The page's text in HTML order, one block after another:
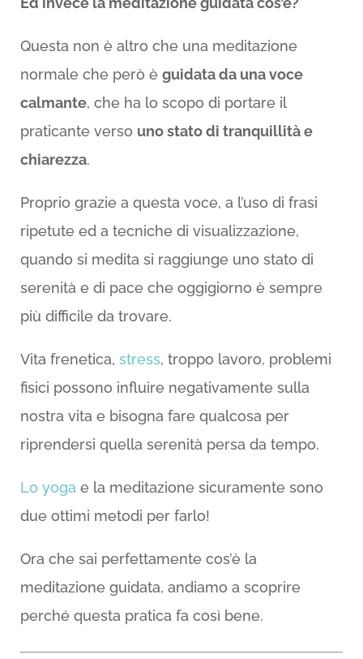
Questa non è altro che una meditazione
normale che però è guidata da una voce
calmante, che ha lo scopo di portare il
praticante verso uno stato di tranquillità e
chiarezza.
Proprio grazie a questa voce, a l’uso di frasi
ripetute ed a tecniche di visualizzazione,
quando si medita si raggiunge uno stato di
serenità e di pace che oggigiorno è sempre
più difficile da trovare.
Vita frenetica, stress, troppo lavoro, problemi
fisici possono influire negativamente sulla
nostra vita e bisogna fare qualcosa per
riprendersi quella serenità persa da tempo.
Lo yoga e la meditazione sicuramente sono
due ottimi metodi per farlo!
Ora che sai perfettamente cos’è la
meditazione guidata, andiamo a scoprire
perché questa pratica fa così bene.